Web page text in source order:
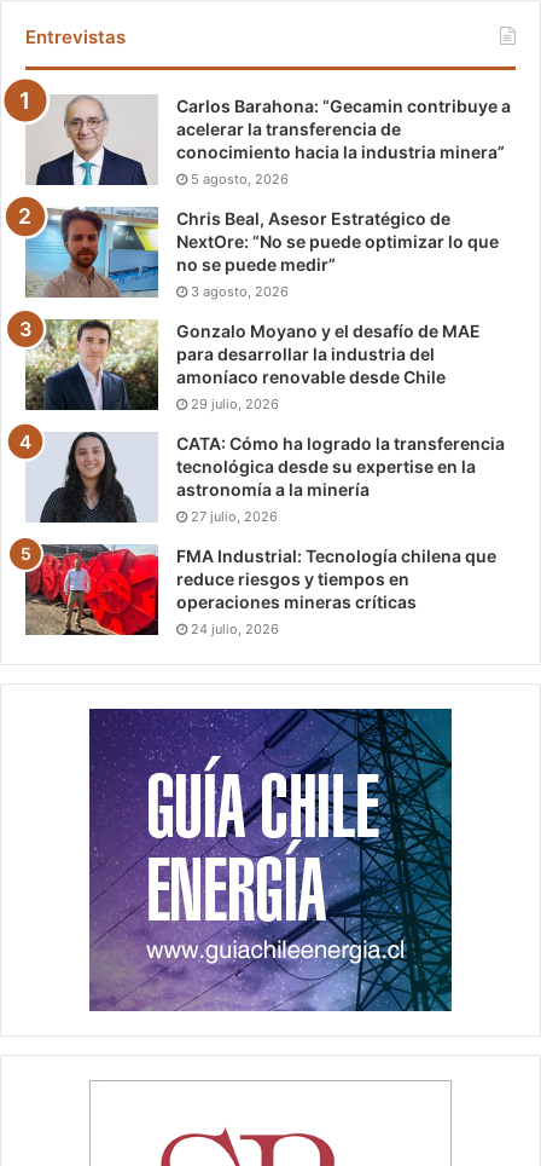
Entrevistas
Carlos Barahona: “Gecamin contribuye a
acelerar la transferencia de
conocimiento hacia la industria minera”
5 agosto, 2026
Chris Beal, Asesor Estratégico de
NextOre: “No se puede optimizar lo que
no se puede medir”
3 agosto, 2026
Gonzalo Moyano y el desafío de MAE
para desarrollar la industria del
amoníaco renovable desde Chile
29 julio, 2026
CATA: Cómo ha logrado la transferencia
tecnológica desde su expertise en la
astronomía a la minería
27 julio, 2026
FMA Industrial: Tecnología chilena que
reduce riesgos y tiempos en
operaciones mineras críticas
24 julio, 2026